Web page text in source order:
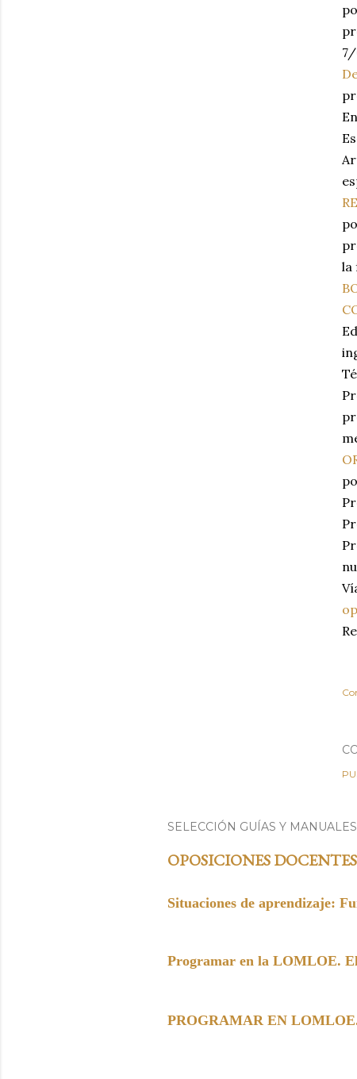
la
SELECCIÓN GUÍAS Y
OPOSICIONES
Situaciones de aprendizaje:
Programar en la LOMLOE.
PROGRAMAR EN